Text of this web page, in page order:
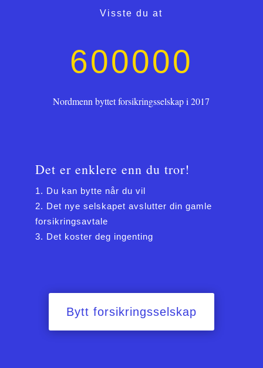
Visste du at
600000
Nordmenn byttet forsikringsselskap i 2017
Det er enklere enn du tror!
Du kan bytte når du vil
Det nye selskapet avslutter din gamle
forsikringsavtale
Det koster deg ingenting
Bytt forsikringsselskap